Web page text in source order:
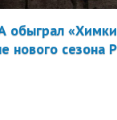
обыграл
нового сезона